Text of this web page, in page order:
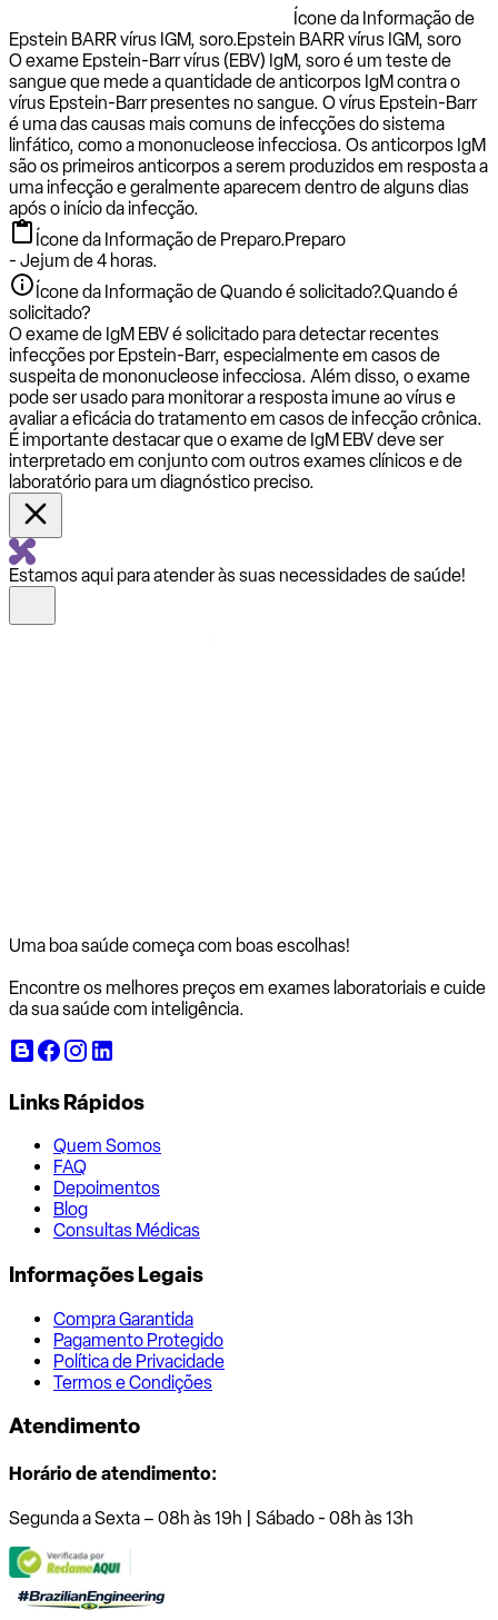
Ícone da Informação de
Epstein BARR vírus IGM, soro.Epstein BARR vírus IGM, soro
O exame Epstein-Barr vírus (EBV) IgM, soro é um teste de
sangue que mede a quantidade de anticorpos IgM contra o
vírus Epstein-Barr presentes no sangue. O vírus Epstein-Barr
é uma das causas mais comuns de infecções do sistema
linfático, como a mononucleose infecciosa. Os anticorpos IgM
são os primeiros anticorpos a serem produzidos em resposta a
uma infecção e geralmente aparecem dentro de alguns dias
após o início da infecção.
Ícone da Informação de Preparo.Preparo
- Jejum de 4 horas.
Ícone da Informação de Quando é solicitado?.Quando é
solicitado?
O exame de IgM EBV é solicitado para detectar recentes
infecções por Epstein-Barr, especialmente em casos de
suspeita de mononucleose infecciosa. Além disso, o exame
pode ser usado para monitorar a resposta imune ao vírus e
avaliar a eficácia do tratamento em casos de infecção crônica.
É importante destacar que o exame de IgM EBV deve ser
interpretado em conjunto com outros exames clínicos e de
laboratório para um diagnóstico preciso.
Estamos aqui para atender às suas necessidades de saúde!
Uma boa saúde começa com boas escolhas!
Encontre os melhores preços em exames laboratoriais e cuide
da sua saúde com inteligência.
Links Rápidos
Quem Somos
FAQ
Depoimentos
Blog
Consultas Médicas
Informações Legais
Compra Garantida
Pagamento Protegido
Política de Privacidade
Termos e Condições
Atendimento
Horário de atendimento:
Segunda a Sexta – 08h às 19h | Sábado - 08h às 13h